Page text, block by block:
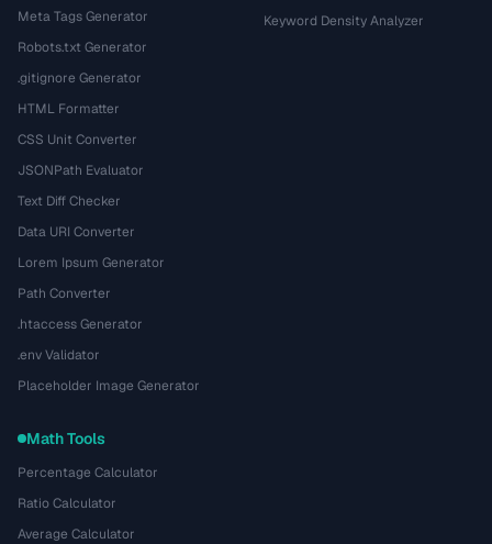
Meta Tags Generator
Robots.txt Generator
.gitignore Generator
HTML Formatter
CSS Unit Converter
JSONPath Evaluator
Text Diff Checker
Data URI Converter
Lorem Ipsum Generator
Path Converter
.htaccess Generator
.env Validator
Placeholder Image Generator
Keyword Density Analyzer
Math Tools
Percentage Calculator
Ratio Calculator
Average Calculator